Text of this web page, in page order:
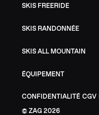
SKIS FREERIDE
SKIS RANDONNÉE
SKIS ALL MOUNTAIN
ÉQUIPEMENT
CONFIDENTIALITÉ CGV
ZAG 2026